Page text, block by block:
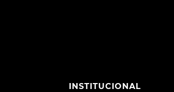
INSTITUCIONAL